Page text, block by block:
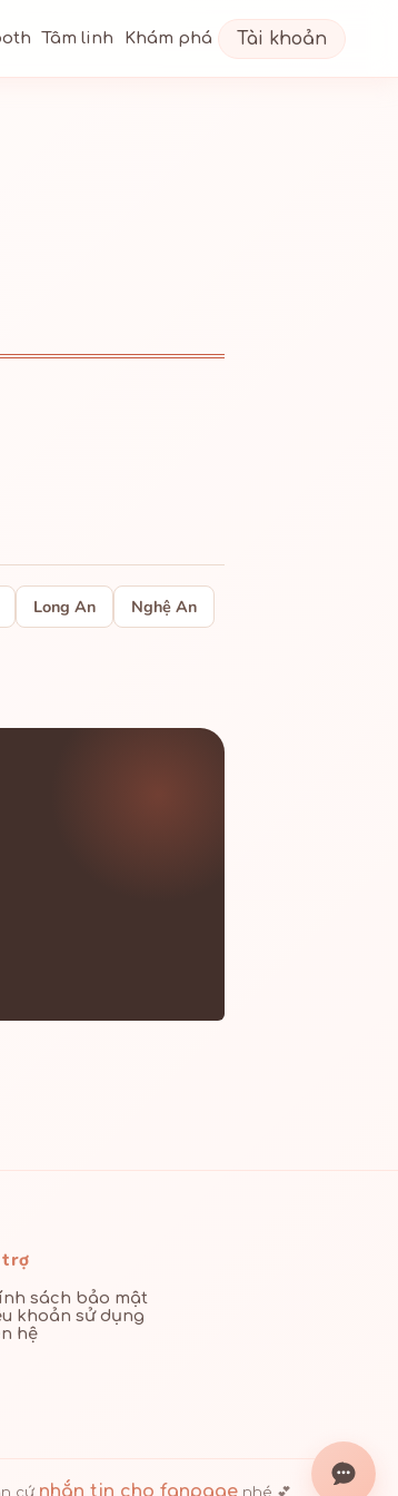
Tâm linh Khám phá Tài khoản
Long An
Nghệ An
trợ
sách bảo mật
khoản sử dụng
hệ
cứ nhé 💕